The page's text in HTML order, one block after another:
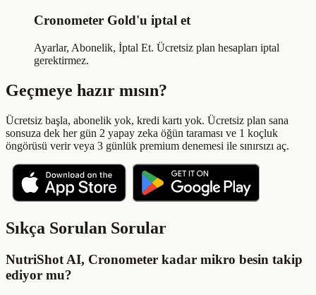
Cronometer Gold'u iptal et
Ayarlar, Abonelik, İptal Et. Ücretsiz plan hesapları iptal
gerektirmez.
Geçmeye hazır mısın?
Ücretsiz başla, abonelik yok, kredi kartı yok. Ücretsiz plan sana
sonsuza dek her gün 2 yapay zeka öğün taraması ve 1 koçluk
öngörüsü verir veya 3 günlük premium denemesi ile sınırsızı aç.
Sıkça Sorulan Sorular
NutriShot AI, Cronometer kadar mikro besin takip
ediyor mu?